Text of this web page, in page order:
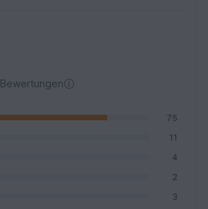
Bewertungen
75
11
4
2
3